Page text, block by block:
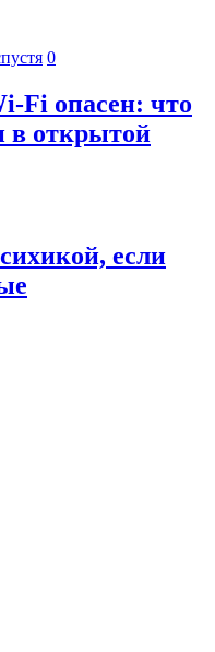
0
Fi опасен: что
в открытой
если